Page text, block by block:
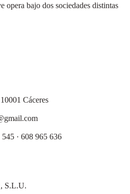
opera bajo dos sociedades distintas
Cáceres
· 608 965 636
S.L.U.